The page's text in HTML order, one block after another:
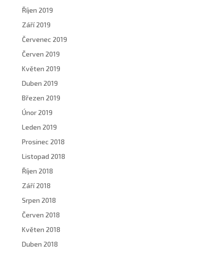
Říjen 2019
Září 2019
Červenec 2019
Červen 2019
Květen 2019
Duben 2019
Březen 2019
Únor 2019
Leden 2019
Prosinec 2018
Listopad 2018
Říjen 2018
Září 2018
Srpen 2018
Červen 2018
Květen 2018
Duben 2018